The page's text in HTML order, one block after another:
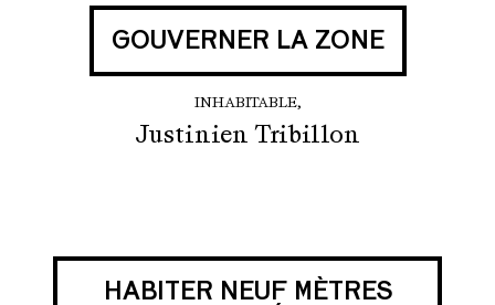
GOUVERNER LA ZONE
INHABITABLE,
Justinien Tribillon
HABITER NEUF MÈTRES